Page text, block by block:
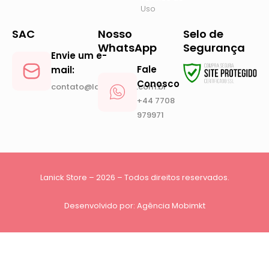
Uso
SAC
Envie um e-
mail:
contato@lanickstore.com.br
Nosso
WhatsApp
Fale
Conosco
+44 7708
979971
Selo de
Segurança
Lanick Store – 2026 – Todos direitos reservados.
Desenvolvido por: Agência Mobimkt